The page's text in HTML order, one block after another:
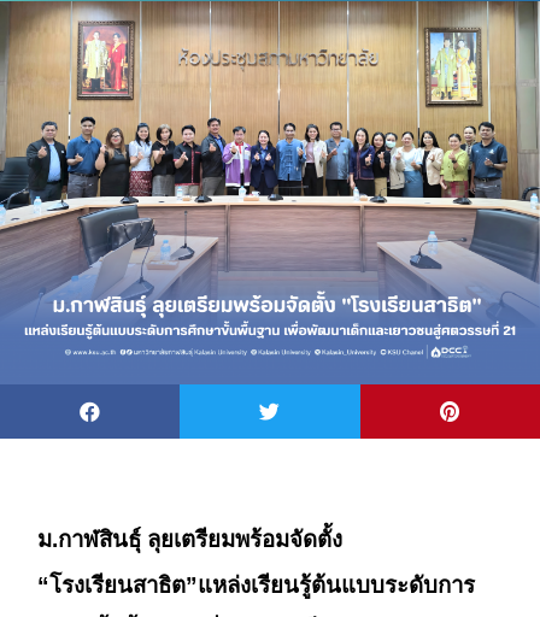
ม.กาฬสินธุ์ ลุยเตรียมพร้อมจัดตั้ง
“โรงเรียนสาธิต”แหล่งเรียนรู้ต้นแบบระดับการ